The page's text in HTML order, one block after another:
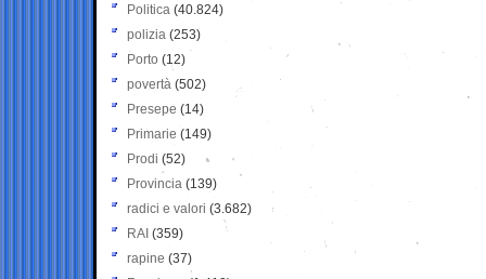
Politica (40.824)
polizia (253)
Porto (12)
povertà (502)
Presepe (14)
Primarie (149)
Prodi (52)
Provincia (139)
radici e valori (3.682)
RAI (359)
rapine (37)